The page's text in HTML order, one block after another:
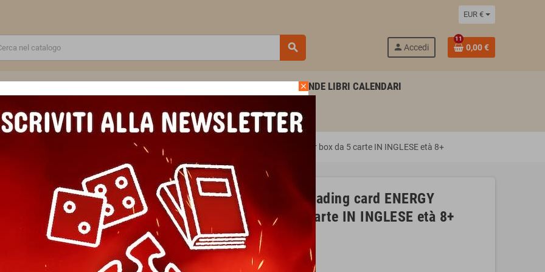
EUR €
search person Accedi
11
0,00 €
AGENDE LIBRI CALENDARI
SCUOLA E TEMPO LIBERO
POP DEMON HUNTERS collectible trading card ENERGY EDITION COLTELLI booster box da 5 carte IN INGLESE età 8+
K POP DEMON HUNTERS collectible trading card ENERGY
EDITION COLTELLI booster box da 5 carte IN INGLESE età 8+
Marca
KAYOU
Riferimento
6937187415614COLTELLI
In magazzino
20 Articoli
close